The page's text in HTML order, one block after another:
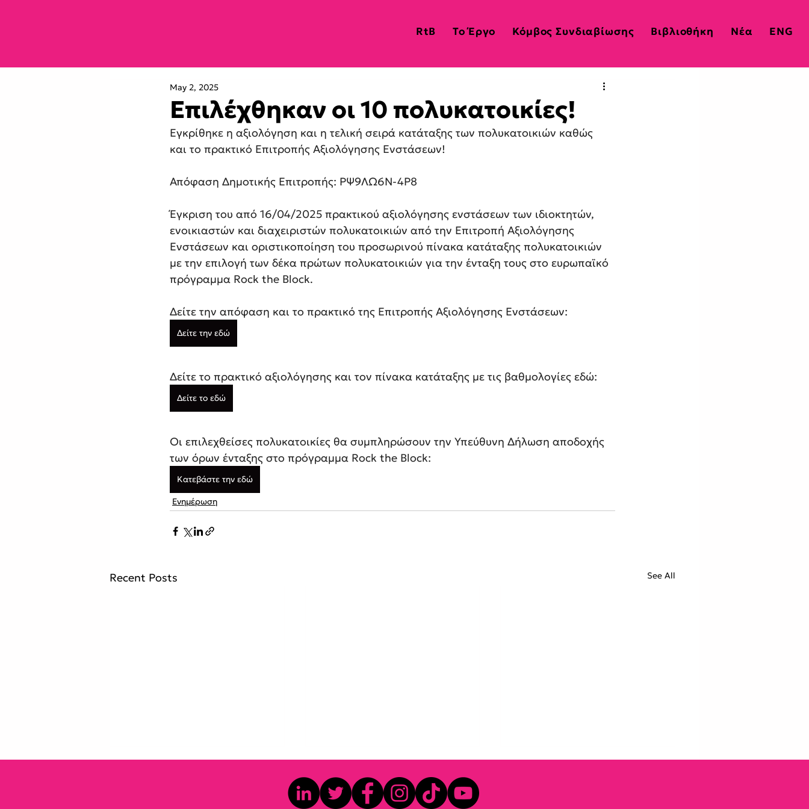
RtB Το Έργο Κόμβος Συνδιαβίωσης Βιβλιοθήκη Νέα ENG
Επιλέχθηκαν οι 10 πολυκατοικίες!
May 2, 2025
Εγκρίθηκε η αξιολόγηση και η τελική σειρά κατάταξης των πολυκατοικιών καθώς
και το πρακτικό Επιτροπής Αξιολόγησης Ενστάσεων!
Απόφαση Δημοτικής Επιτροπής: ΡΨ9ΛΩ6Ν-4Ρ8
Έγκριση του από 16/04/2025 πρακτικού αξιολόγησης ενστάσεων των ιδιοκτητών,
ενοικιαστών και διαχειριστών πολυκατοικιών από την Επιτροπή Αξιολόγησης
Ενστάσεων και οριστικοποίηση του προσωρινού πίνακα κατάταξης πολυκατοικιών
με την επιλογή των δέκα πρώτων πολυκατοικιών για την ένταξη τους στο ευρωπαϊκό
πρόγραμμα Rock the Block.
Δείτε την απόφαση και το πρακτικό της Επιτροπής Αξιολόγησης Ενστάσεων:
Δείτε την εδώ
Δείτε το πρακτικό αξιολόγησης και τον πίνακα κατάταξης με τις βαθμολογίες εδώ:
Δείτε το εδώ
Οι επιλεχθείσες πολυκατοικίες θα συμπληρώσουν την Υπεύθυνη Δήλωση αποδοχής
των όρων ένταξης στο πρόγραμμα Rock the Block:
Κατεβάστε την εδώ
Ενημέρωση
Recent Posts See All